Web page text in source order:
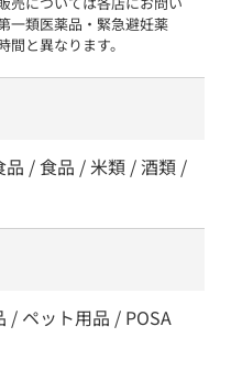
一類医薬品・緊急避妊薬
と異なります。
/ 食品 / 米類 / 酒類 /
/ ペット用品 / POSA